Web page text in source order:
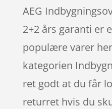
AEG
2+2 års garanti er
populære varer
kategorien
ret godt at du får
returret hvis du